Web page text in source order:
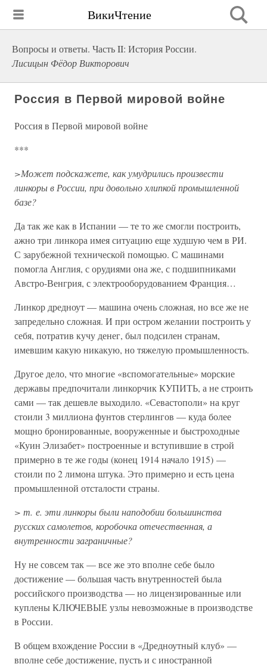
ВикиЧтение
Вопросы и ответы. Часть II: История России.
Лисицын Фёдор Викторович
Россия в Первой мировой войне
Россия в Первой мировой войне
***
>Может подскажете, как умудрились произвести
линкоры в России, при довольно хлипкой промышленной
базе?
Да так же как в Испании — те то же смогли построить,
ажно три линкора имея ситуацию еще худшую чем в РИ.
С зарубежной технической помощью. С машинами
помогла Англия, с орудиями она же, с подшипниками
Австро-Венгрия, с электрооборудованием Франция…
Линкор дредноут — машина очень сложная, но все же не
запредельно сложная. И при остром желании построить у
себя, потратив кучу денег, был подсилен странам,
имевшим какую никакую, но тяжелую промышленность.
Другое дело, что многие «вспомогательные» морские
державы предпочитали линкорчик КУПИТЬ, а не строить
сами — так дешевле выходило. «Севастополи» на круг
стоили 3 миллиона фунтов стерлингов — куда более
мощно бронированные, вооруженные и быстроходные
«Куин Элизабет» построенные и вступившие в строй
примерно в те же годы (конец 1914 начало 1915) —
стоили по 2 лимона штука. Это примерно и есть цена
промышленной отсталости страны.
> т. е. эти линкоры были наподобии большинства
русских самолетов, коробочка отечественная, а
внутренности заграничные?
Ну не совсем так — все же это вполне себе было
достижение — большая часть внутренностей была
российского производства — но лицензированные или
куплены КЛЮЧЕВЫЕ узлы невозможные в производстве
в России.
В общем вхождение России в «Дредноутный клуб» —
вполне себе достижение, пусть и с иностранной